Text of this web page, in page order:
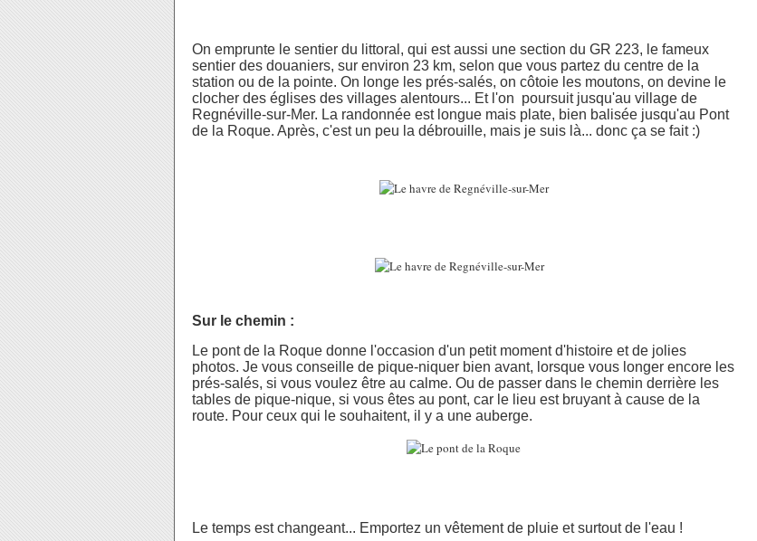
On emprunte le sentier du littoral, qui est aussi une section du GR 223, le fameux
sentier des douaniers, sur environ 23 km, selon que vous partez du centre de la
station ou de la pointe. On longe les prés-salés, on côtoie les moutons, on devine le
clocher des églises des villages alentours... Et l'on poursuit jusqu'au village de
Regnéville-sur-Mer. La randonnée est longue mais plate, bien balisée jusqu'au Pont
de la Roque. Après, c'est un peu la débrouille, mais je suis là... donc ça se fait :)
Sur le chemin :
Le pont de la Roque donne l'occasion d'un petit moment d'histoire et de jolies
photos. Je vous conseille de pique-niquer bien avant, lorsque vous longer encore les
prés-salés, si vous voulez être au calme. Ou de passer dans le chemin derrière les
tables de pique-nique, si vous êtes au pont, car le lieu est bruyant à cause de la
route. Pour ceux qui le souhaitent, il y a une auberge.
Le temps est changeant... Emportez un vêtement de pluie et surtout de l'eau !